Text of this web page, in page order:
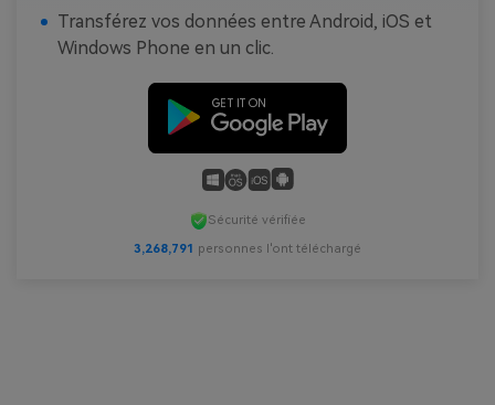
Transférez vos données entre Android, iOS et
Windows Phone en un clic.
Sécurité vérifiée
3,268,793 personnes l'ont téléchargé